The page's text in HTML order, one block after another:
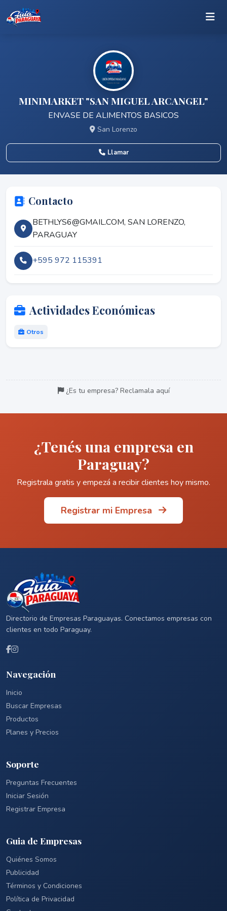
MINIMARKET "SAN MIGUEL ARCANGEL"
ENVASE DE ALIMENTOS BASICOS
San Lorenzo
Llamar
Contacto
BETHLYS6@GMAIL.COM, SAN LORENZO,
PARAGUAY
+595 972 115391
Actividades Económicas
Otros
¿Es tu empresa? Reclamala aquí
¿Tenés una empresa en
Paraguay?
Registrala gratis y empezá a recibir clientes hoy mismo.
Registrar mi Empresa
Directorio de Empresas Paraguayas. Conectamos empresas con
clientes en todo Paraguay.
Navegación
Inicio
Buscar Empresas
Productos
Planes y Precios
Soporte
Preguntas Frecuentes
Iniciar Sesión
Registrar Empresa
Guia de Empresas
Quiénes Somos
Publicidad
Términos y Condiciones
Política de Privacidad